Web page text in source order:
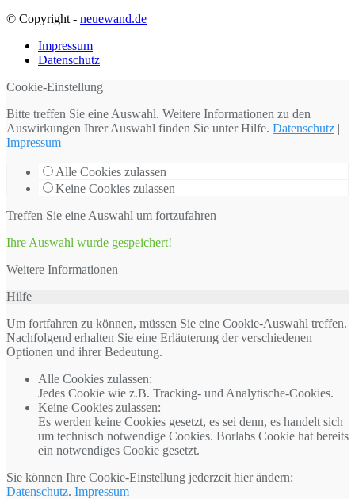
© Copyright - neuewand.de
Impressum
Datenschutz
Cookie-Einstellung
Bitte treffen Sie eine Auswahl. Weitere Informationen zu den
Auswirkungen Ihrer Auswahl finden Sie unterHilfe. Datenschutz |
Impressum
Alle Cookies zulassen
Keine Cookies zulassen
Treffen Sie eine Auswahl um fortzufahren
Ihre Auswahl wurde gespeichert!
Weitere Informationen
Hilfe
Um fortfahren zu können, müssen Sie eine Cookie-Auswahl treffen.
Nachfolgend erhalten Sie eine Erläuterung der verschiedenen
Optionen und ihrer Bedeutung.
Alle Cookies zulassen:
Jedes Cookie wie z.B. Tracking- und Analytische-Cookies.
Keine Cookies zulassen:
Es werden keine Cookies gesetzt, es sei denn, es handelt sich
um technisch notwendige Cookies. Borlabs Cookie hat bereits
ein notwendiges Cookie gesetzt.
Sie können Ihre Cookie-Einstellung jederzeit hier ändern:
Datenschutz. Impressum